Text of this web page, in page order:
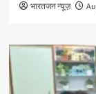
भारतजन न्यूज़